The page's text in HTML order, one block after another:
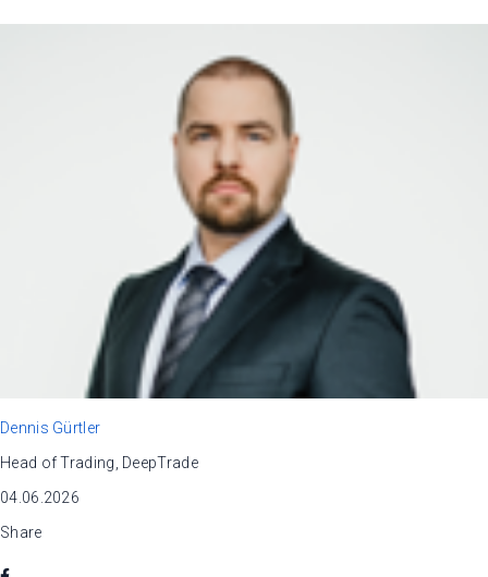
Dennis Gürtler
Head of Trading, DeepTrade
04.06.2026
Share